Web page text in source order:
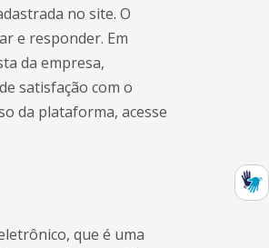
no site. O
e responder. Em
da empresa,
satisfação com o
da plataforma, acesse
que é uma